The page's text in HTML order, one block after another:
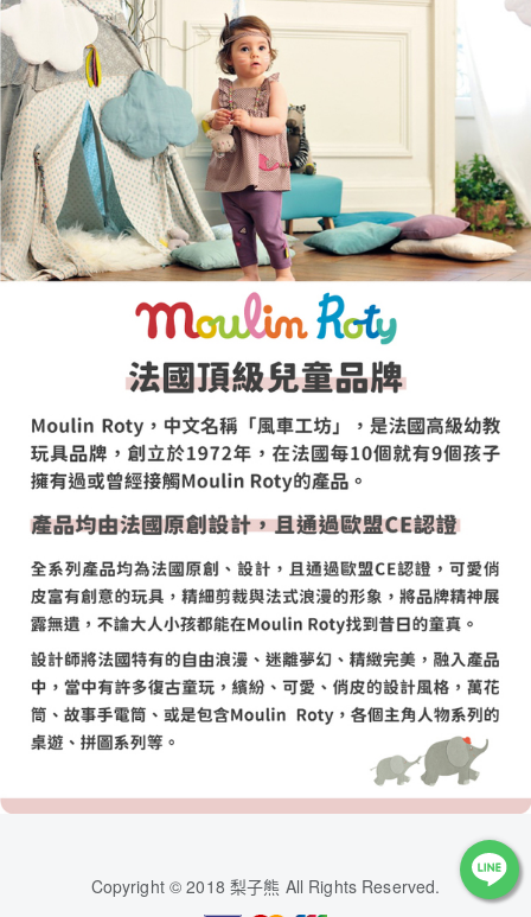
Copyright © 2018 梨子熊 All Rights Reserved.